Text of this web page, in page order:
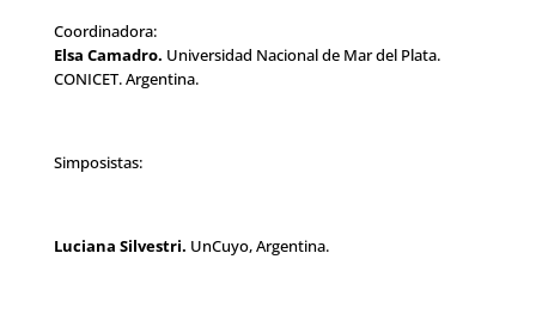
Coordinadora:
Elsa Camadro. Universidad Nacional de Mar del Plata.
CONICET. Argentina.
Simposistas:
Luciana Silvestri. UnCuyo, Argentina.